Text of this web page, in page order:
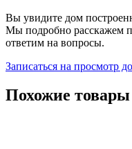
Вы увидите дом
Мы подробно расскажем
ответим на вопросы.
Записаться на просмотр
Похожие товары